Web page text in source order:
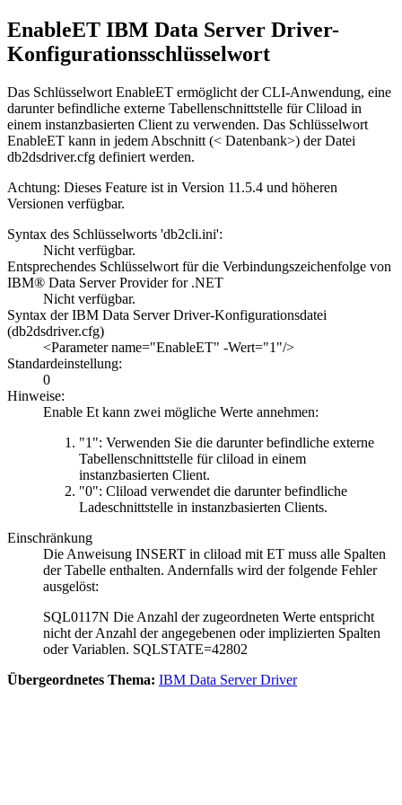
EnableET IBM Data Server Driver-
Konfigurationsschlüsselwort
Das Schlüsselwort EnableET ermöglicht der CLI-Anwendung, eine
darunter befindliche externe Tabellenschnittstelle für Cliload in
einem instanzbasierten Client zu verwenden. Das Schlüsselwort
EnableET kann in jedem Abschnitt (< Datenbank>) der Datei
db2dsdriver.cfg definiert werden.
Achtung: Dieses Feature ist in Version 11.5.4 und höheren
Versionen verfügbar.
Syntax des Schlüsselworts 'db2cli.ini':
Nicht verfügbar.
Entsprechendes Schlüsselwort für die Verbindungszeichenfolge von
IBM® Data Server Provider for .NET
Nicht verfügbar.
Syntax der IBM Data Server Driver-Konfigurationsdatei
(db2dsdriver.cfg)
<Parameter name="EnableET" -Wert="1"/>
Standardeinstellung:
0
Hinweise:
Enable Et kann zwei mögliche Werte annehmen:
"1": Verwenden Sie die darunter befindliche externe
Tabellenschnittstelle für cliload in einem
instanzbasierten Client.
"0": Cliload verwendet die darunter befindliche
Ladeschnittstelle in instanzbasierten Clients.
Einschränkung
Die Anweisung INSERT in cliload mit ET muss alle Spalten
der Tabelle enthalten. Andernfalls wird der folgende Fehler
ausgelöst:
SQL0117N Die Anzahl der zugeordneten Werte entspricht
nicht der Anzahl der angegebenen oder implizierten Spalten
oder Variablen. SQLSTATE=42802
Übergeordnetes Thema: IBM Data Server Driver